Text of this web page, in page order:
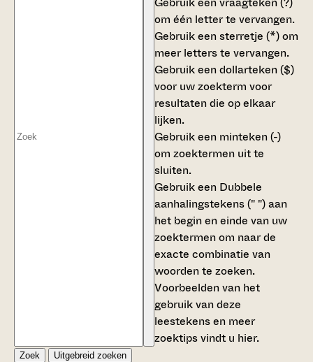
om één letter te vervangen.
Gebruik eensterretje (*)om
meer letters te vervangen.
Gebruik eendollarteken ($)
voor uw zoekterm voor
resultaten die op elkaar
lijken.
Gebruik een minteken (-)
om zoektermen uit te
sluiten.
Gebruik een Dubbele
aanhalingstekens (" ")aan
het begin en einde van uw
zoektermen om naar de
exacte combinatie van
woorden te zoeken.
Voorbeelden van het
gebruik van deze
leestekens en meer
zoektips vindt u hier.
Zoek Uitgebreid zoeken